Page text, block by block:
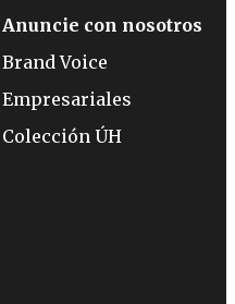
Anuncie con nosotros
Brand Voice
Empresariales
Colección ÚH